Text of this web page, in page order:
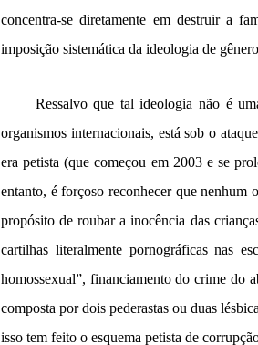
concentra-se diretamente em destruir a
imposição sistemática da ideologia de
Ressalvo que tal ideologia não é
organismos internacionais, está sob o
era petista (que começou em 2003 e se
entanto, é forçoso reconhecer que
propósito de roubar a inocência das
cartilhas literalmente pornográficas nas
homossexual”, financiamento do crime do
composta por dois pederastas ou duas
isso tem feito o esquema petista de